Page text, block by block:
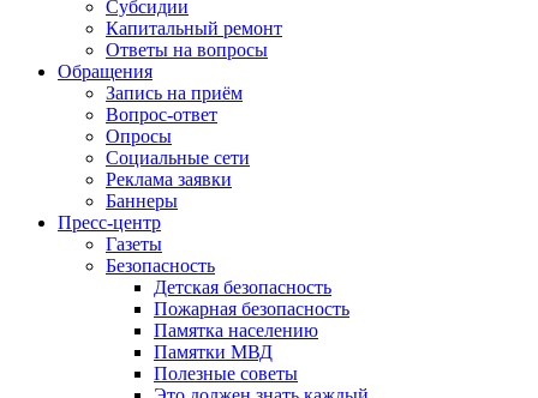
Субсидии
Капитальный ремонт
Ответы на вопросы
Обращения
Запись на приём
Вопрос-ответ
Опросы
Социальные сети
Реклама заявки
Баннеры
Пресс-центр
Газеты
Безопасность
Детская безопасность
Пожарная безопасность
Памятка населению
Памятки МВД
Полезные советы